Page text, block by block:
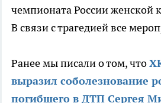
чемпионата России женской
В связи с трагедией все
Ранее мы писали о том, что
выразил соболезнование
погибшего в ДТП Сергея